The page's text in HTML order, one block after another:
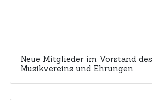
Neue Mitglieder im Vorstand des
Musikvereins und Ehrungen